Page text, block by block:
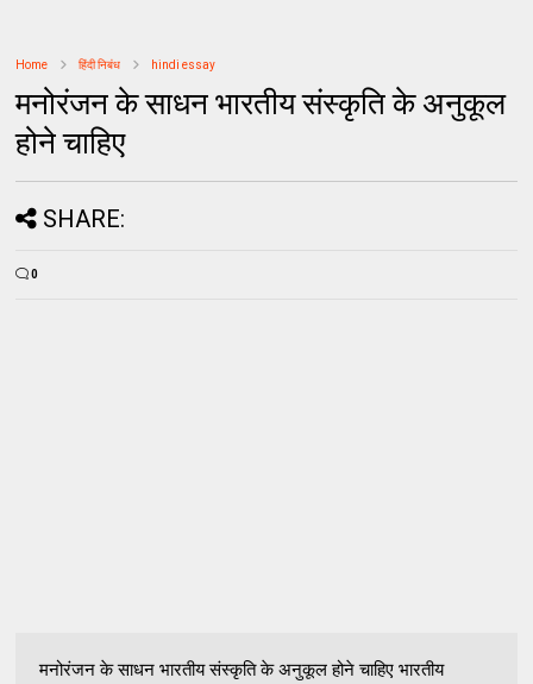
Home हिंदी निबंध hindi essay
मनोरंजन के साधन भारतीय संस्कृति के अनुकूल
होने चाहिए
SHARE:
0
मनोरंजन के साधन भारतीय संस्कृति के अनुकूल होने चाहिए भारतीय